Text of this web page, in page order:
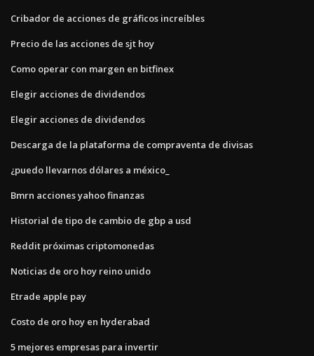
Cribador de acciones de gráficos increíbles
Precio de las acciones de sjt hoy
Como operar con margen en bitfinex
Elegir acciones de dividendos
Elegir acciones de dividendos
Descarga de la plataforma de compraventa de divisas
¿puedo llevarnos dólares a méxico_
Bmrn acciones yahoo finanzas
Historial de tipo de cambio de gbp a usd
Reddit próximas criptomonedas
Noticias de oro hoy reino unido
Etrade apple pay
Costo de oro hoy en hyderabad
5 mejores empresas para invertir